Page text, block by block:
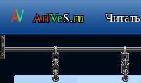
AriVeS.ru